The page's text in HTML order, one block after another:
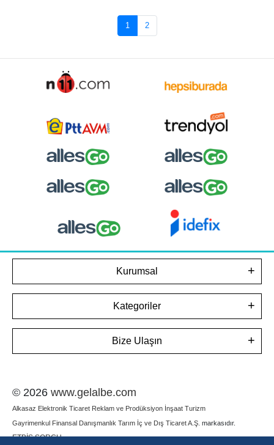
1 2
Kurumsal
Kategoriler
Bize Ulaşın
© 2026 www.gelalbe.com
Alkasaz Elektronik Ticaret Reklam ve Prodüksiyon İnşaat Turizm
Gayrimenkul Finansal Danışmanlık Tarım İç ve Dış Ticaret A.Ş. markasıdır.
ETBİS SORGU